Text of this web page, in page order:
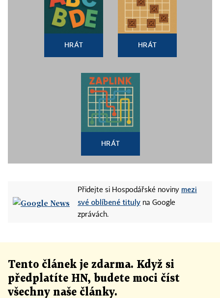
HRÁT HRÁT
HRÁT
Přidejte si Hospodářské noviny mezi
své oblíbené tituly na Google
zprávách.
Tento článek je zdarma. Když si
předplatíte HN, budete moci číst
všechny naše články.